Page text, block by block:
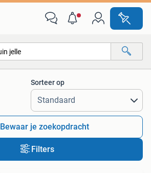
Alle afstanden…
Sorteer op
Bewaar je zoekopdracht
Filters